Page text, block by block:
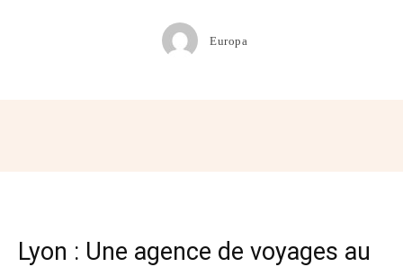
Europa
Lyon : Une agence de voyages au